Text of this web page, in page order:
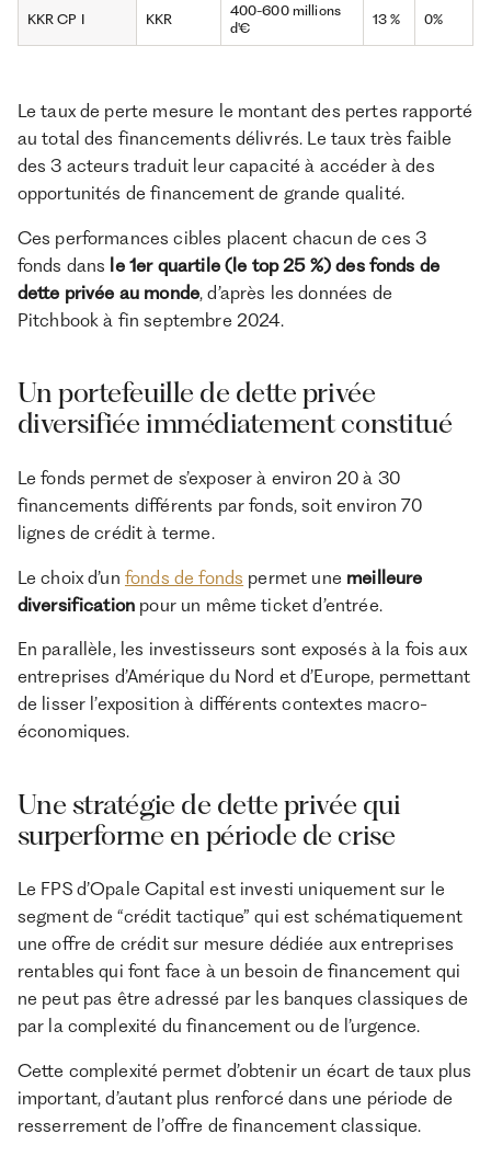
KKR CP I KKR
400-600 millions
d'€
13 % 0%
Le taux de perte mesure le montant des pertes rapporté
au total des financements délivrés. Le taux très faible
des 3 acteurs traduit leur capacité à accéder à des
opportunités de financement de grande qualité.
Ces performances cibles placent chacun de ces 3
fonds dans le 1er quartile (le top 25 %) des fonds de
dette privée au monde, d’après les données de
Pitchbook à fin septembre 2024.
Un portefeuille de dette privée
diversifiée immédiatement constitué
Le fonds permet de s’exposer à environ 20 à 30
financements différents par fonds, soit environ 70
lignes de crédit à terme.
Le choix d’un fonds de fonds permet une meilleure
diversification pour un même ticket d’entrée.
En parallèle, les investisseurs sont exposés à la fois aux
entreprises d’Amérique du Nord et d’Europe, permettant
de lisser l’exposition à différents contextes macro-
économiques.
Une stratégie de dette privée qui
surperforme en période de crise
Le FPS d’Opale Capital est investi uniquement sur le
segment de “crédit tactique” qui est schématiquement
une offre de crédit sur mesure dédiée aux entreprises
rentables qui font face à un besoin de financement qui
ne peut pas être adressé par les banques classiques de
par la complexité du financement ou de l’urgence.
Cette complexité permet d’obtenir un écart de taux plus
important, d’autant plus renforcé dans une période de
resserrement de l’offre de financement classique.